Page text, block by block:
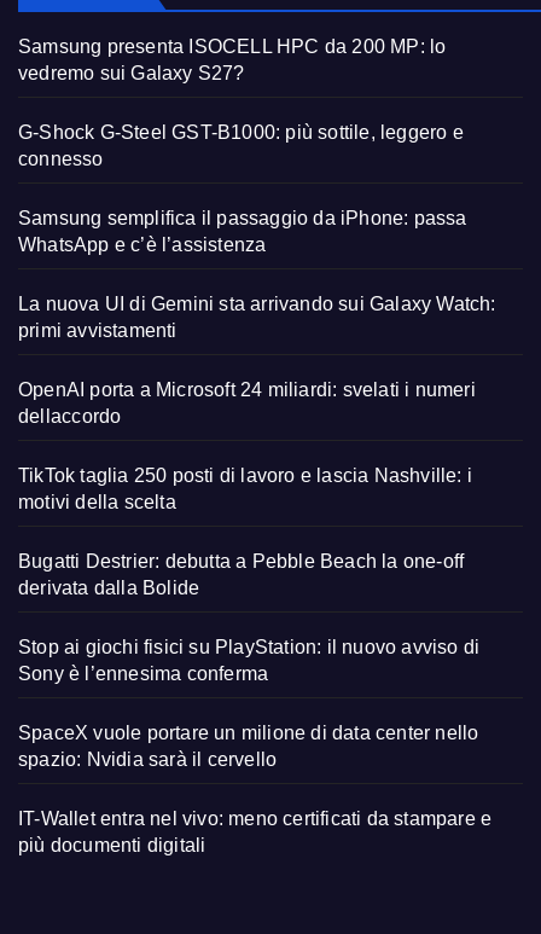
Samsung presenta ISOCELL HPC da 200 MP: lo
vedremo sui Galaxy S27?
G-Shock G-Steel GST-B1000: più sottile, leggero e
connesso
Samsung semplifica il passaggio da iPhone: passa
WhatsApp e c’è l’assistenza
La nuova UI di Gemini sta arrivando sui Galaxy Watch:
primi avvistamenti
OpenAI porta a Microsoft 24 miliardi: svelati i numeri
dellaccordo
TikTok taglia 250 posti di lavoro e lascia Nashville: i
motivi della scelta
Bugatti Destrier: debutta a Pebble Beach la one-off
derivata dalla Bolide
Stop ai giochi fisici su PlayStation: il nuovo avviso di
Sony è l’ennesima conferma
SpaceX vuole portare un milione di data center nello
spazio: Nvidia sarà il cervello
IT-Wallet entra nel vivo: meno certificati da stampare e
più documenti digitali